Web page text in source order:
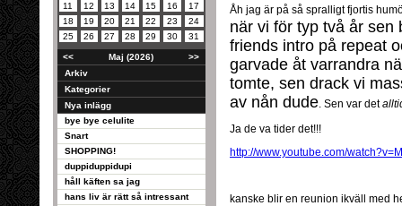
11
12 13 14 15 16
17
18
19 20 21 22 23
24
25
26 27 28 29 30 31
<< Maj (2026)
>>
Arkiv
Kategorier
Nya inlägg
bye bye celulite
Snart
SHOPPING!
duppiduppidupi
håll käften sa jag
hans liv är rätt så intressant
Åh jag är på så spralligt fjortis
när vi för typ två år sen
friends intro på repeat
garvade åt varrandra
tomte, sen drack vi
av nån dude. Sen var det
Ja de va tider det!!!
http://www.youtube.com/
kanske blir en reunion ikväll med